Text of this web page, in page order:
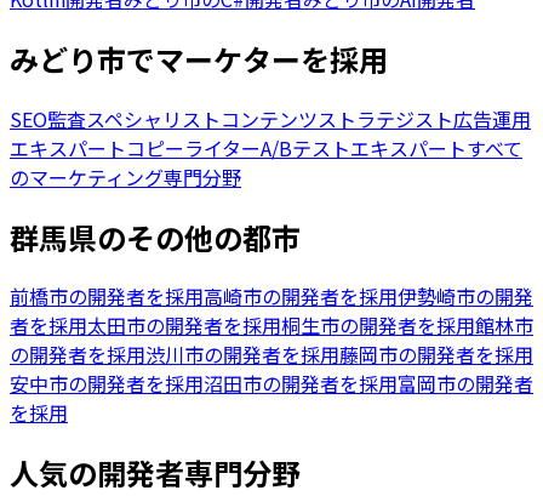
みどり市でマーケターを採用
SEO監査スペシャリストコンテンツストラテジスト広告運用
エキスパートコピーライターA/Bテストエキスパートすべて
のマーケティング専門分野
群馬県のその他の都市
前橋市の開発者を採用高崎市の開発者を採用伊勢崎市の開発
者を採用太田市の開発者を採用桐生市の開発者を採用館林市
の開発者を採用渋川市の開発者を採用藤岡市の開発者を採用
安中市の開発者を採用沼田市の開発者を採用富岡市の開発者
を採用
人気の開発者専門分野